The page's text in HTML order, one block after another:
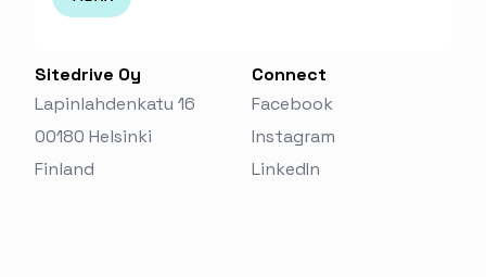
Sitedrive Oy
Lapinlahdenkatu 16
00180 Helsinki
Finland‬
Connect
Facebook
Instagram
LinkedIn